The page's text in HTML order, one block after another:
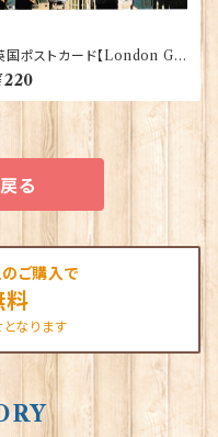
国ポストカード【London G】
90083-045
る
ご購入で
料
なります